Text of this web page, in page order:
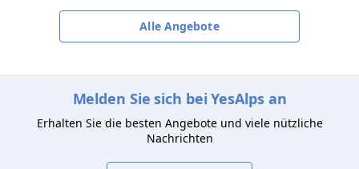
Alle Angebote
Melden Sie sich bei YesAlps an
Erhalten Sie die besten Angebote und viele nützliche
Nachrichten